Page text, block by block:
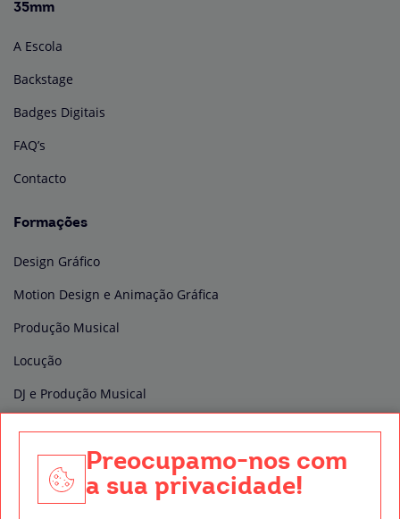
35mm
A Escola
Backstage
Badges Digitais
FAQ’s
Contacto
Formações
Design Gráfico
Motion Design e Animação Gráfica
Produção Musical
Locução
DJ e Produção Musical
Produção Audiovisual
Técnico de Som
Preocupamo-nos com
a sua privacidade!